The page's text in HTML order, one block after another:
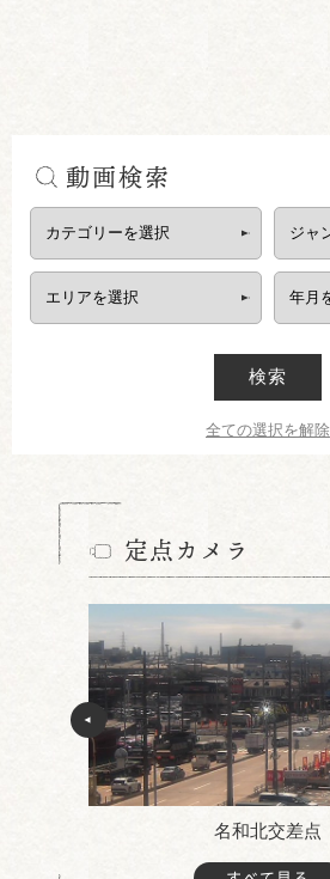
動画検索
検索
全ての選択を解除
定点カメラ
名和北交差点